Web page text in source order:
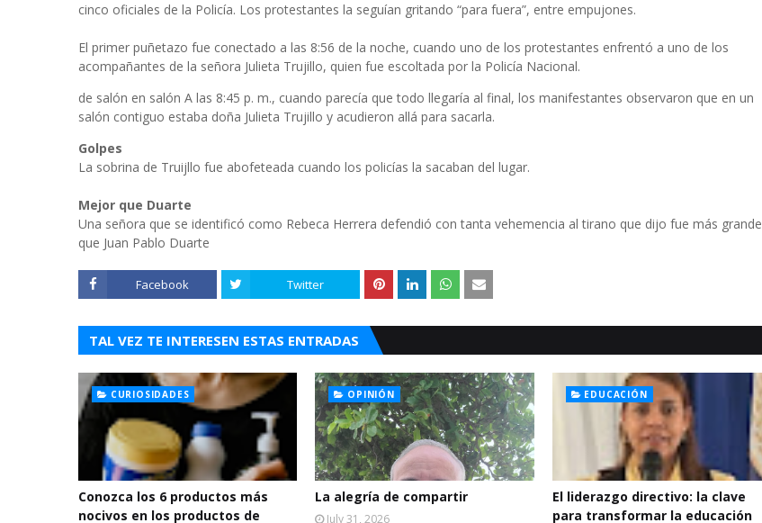
cinco oficiales de la Policía. Los protestantes la seguían gritando “para fuera”, entre empujones.
El primer puñetazo fue conectado a las 8:56 de la noche, cuando uno de los protestantes enfrentó a uno de los
acompañantes de la señora Julieta Trujillo, quien fue escoltada por la Policía Nacional.
de salón en salón A las 8:45 p. m., cuando parecía que todo llegaría al final, los manifestantes observaron que en un
salón contiguo estaba doña Julieta Trujillo y acudieron allá para sacarla.
Golpes
La sobrina de Truijllo fue abofeteada cuando los policías la sacaban del lugar.
Mejor que Duarte
Una señora que se identificó como Rebeca Herrera defendió con tanta vehemencia al tirano que dijo fue más grande
que Juan Pablo Duarte
Facebook Twitter
TAL VEZ TE INTERESEN ESTAS ENTRADAS
CURIOSIDADES
Conozca los 6 productos más
nocivos en los productos de
OPINIÓN
La alegría de compartir
July 31, 2026
EDUCACIÓN
El liderazgo directivo: la clave
para transformar la educación